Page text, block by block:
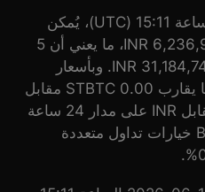
اعتباراً من 12-06-2026، الساعة 15:11 (UTC)، يُمكن
تبديل 1 STBTC إلى 6,236,949.35 INR، ما يعني أن 5
STBTC تساوي حوالي 31,184,746.75 INR. وبأسعار
الوقت الفعلي، يُمكن شراء ما يقارب 0.00 STBTC مقابل
1 INR. شهد سعر STBTC مقابل INR على مدار 24 ساعة
ارتفاع بنسبة 0%. توفر BingX خيارات تداول متعددة